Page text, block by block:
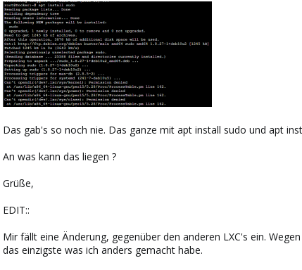
Das gab's so noch nie. Das ganze mit apt install sudo und apt
An was kann das liegen ?
Grüße,
EDIT::
Mir fällt eine Änderung, gegenüber den anderen LXC's ein.
das einzigste was ich anders gemacht habe.